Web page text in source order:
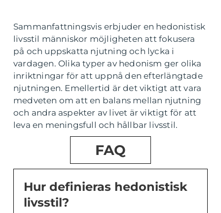
Sammanfattningsvis erbjuder en hedonistisk
livsstil människor möjligheten att fokusera
på och uppskatta njutning och lycka i
vardagen. Olika typer av hedonism ger olika
inriktningar för att uppnå den efterlängtade
njutningen. Emellertid är det viktigt att vara
medveten om att en balans mellan njutning
och andra aspekter av livet är viktigt för att
leva en meningsfull och hållbar livsstil.
FAQ
Hur definieras hedonistisk
livsstil?